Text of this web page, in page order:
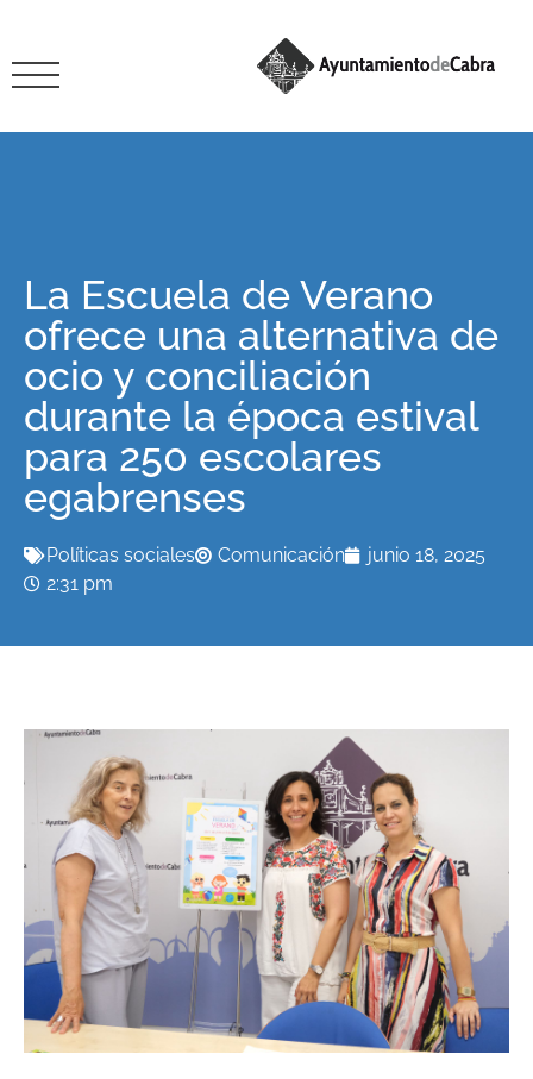
La Escuela de Verano
ofrece una alternativa de
ocio y conciliación
durante la época estival
para 250 escolares
egabrenses
Políticas sociales Comunicación
junio 18, 2025
2:31 pm